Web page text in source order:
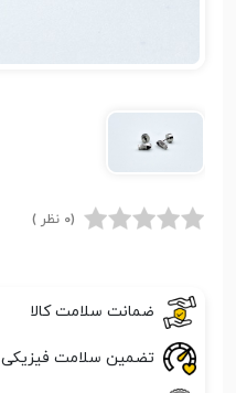
(0 نظر )
ضمانت سلامت کالا
تضمین سلامت فیزیکی